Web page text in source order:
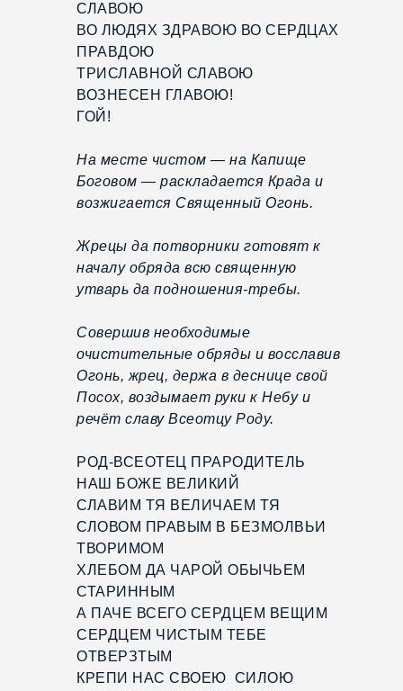
СЛАВОЮ
ВО ЛЮДЯХ ЗДРАВОЮ ВО СЕРДЦАХ
ПРАВДОЮ
ТРИСЛАВНОЙ СЛАВОЮ
ВОЗНЕСЕН ГЛАВОЮ!
ГОЙ!
На месте чистом — на Капище
Боговом — раскладается Крада и
возжигается Священный Огонь.
Жрецы да потворники готовят к
началу обряда всю священную
утварь да подношения-требы.
Совершив необходимые
очистительные обряды и восславив
Огонь, жрец, держа в деснице свой
Посох, воздымает руки к Небу и
речёт славу Всеотцу Роду.
РОД-ВСЕОТЕЦ ПРАРОДИТЕЛЬ
НАШ БОЖЕ ВЕЛИКИЙ
СЛАВИМ ТЯ ВЕЛИЧАЕМ ТЯ
СЛОВОМ ПРАВЫМ В БЕЗМОЛВЬИ
ТВОРИМОМ
ХЛЕБОМ ДА ЧАРОЙ ОБЫЧЬЕМ
СТАРИННЫМ
А ПАЧЕ ВСЕГО СЕРДЦЕМ ВЕЩИМ
СЕРДЦЕМ ЧИСТЫМ ТЕБЕ
ОТВЕРЗТЫМ
КРЕПИ НАС СВОЕЮ СИЛОЮ